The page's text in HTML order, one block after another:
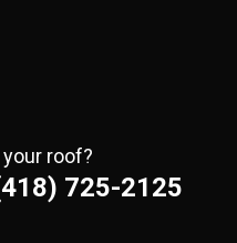
roof?
725-2125